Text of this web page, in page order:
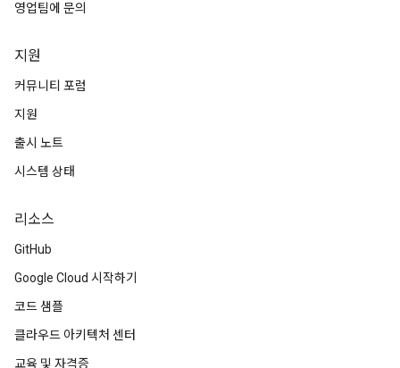
영업팀에 문의
지원
커뮤니티 포럼
지원
출시 노트
시스템 상태
리소스
GitHub
Google Cloud 시작하기
코드 샘플
클라우드 아키텍처 센터
교육 및 자격증